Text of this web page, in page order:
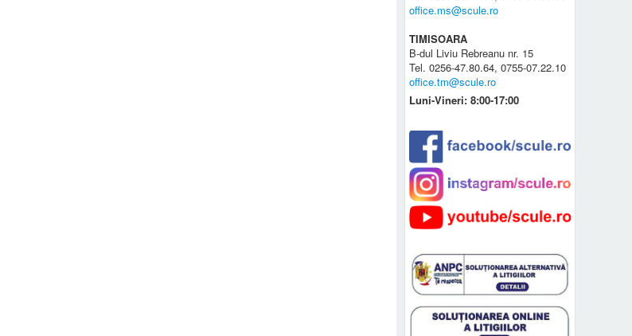
office.ms@scule.ro
TIMISOARA
B-dul Liviu Rebreanu nr. 15
Tel. 0256-47.80.64, 0755-07.22.10
office.tm@scule.ro
Luni-Vineri: 8:00-17:00